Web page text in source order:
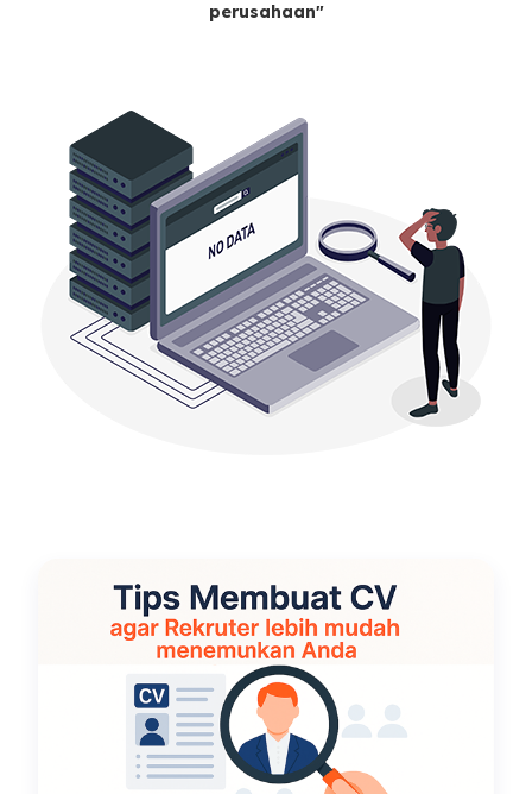
perusahaan"